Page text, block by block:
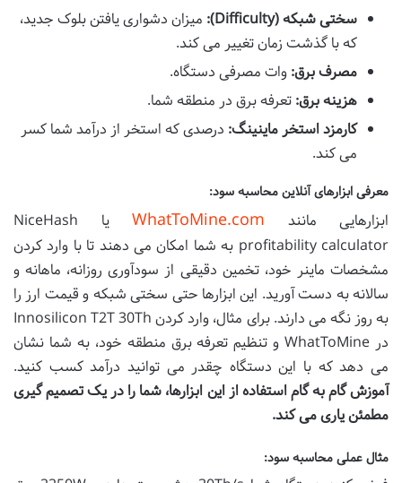
سختی شبکه (Difficulty):
میزان دشواری یافتن بلوک جدید،
که با گذشت زمان تغییر می کند.
مصرف برق: وات مصرفی دستگاه.
هزینه برق: تعرفه برق در منطقه شما.
کارمزد استخر ماینینگ: درصدی که استخر از درآمد شما کسر
می کند.
معرفی ابزارهای آنلاین محاسبه سود:
ابزارهایی مانند WhatToMine.com
یا NiceHash
profitability calculator به شما امکان می دهند تا با وارد کردن
مشخصات ماینر خود، تخمین دقیقی از سودآوری روزانه، ماهانه و
سالانه به دست آورید. این ابزارها حتی سختی شبکه و قیمت ارز را
به روز نگه می دارند. برای مثال، وارد کردن Innosilicon T2T 30Th
در WhatToMine و تنظیم تعرفه برق منطقه خود، به شما نشان
می دهد که با این دستگاه چقدر می توانید درآمد کسب کنید.
آموزش گام به گام استفاده از این ابزارها، شما را در یک تصمیم گیری
مطمئن یاری می کند.
مثال عملی محاسبه سود: